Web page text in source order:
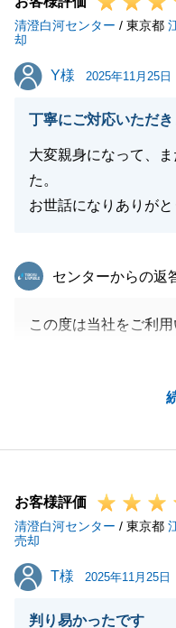
を込めたサービスに
でもお気軽にご相談く
清澄白河センター / 東京都
却
Y様
Y様 2025年11月25日
丁寧にご対応いただき
大変親身になって、
た。
お世話になりありがと
東急リバブル
センターからの返
この度は当社をご利
わせていただけたこ
られたこと、私とし
し上げます。
なく、これから続く長
考えております。
不動産のことはもち
がございましたら、い
お客様評価
清澄白河センター / 東京都
売却
T様
T様 2025年11月25日
判り易かったです